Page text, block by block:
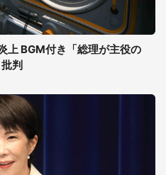
上 BGM付き「総理が主役の
判